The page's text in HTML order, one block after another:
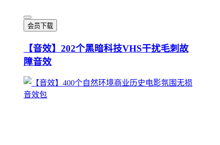
会员下载
【音效】202个黑暗科技VHS干扰毛刺故
障音效